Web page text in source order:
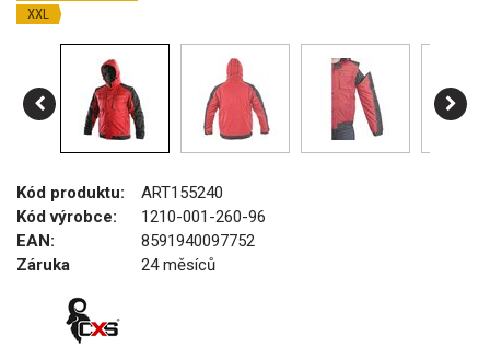
XXL
Kód produktu:
ART155240
Kód výrobce:
1210-001-260-96
EAN:
8591940097752
Záruka
24 měsíců